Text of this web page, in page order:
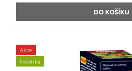
Akce
Novinka